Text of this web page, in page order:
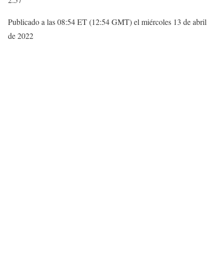
Publicado a las 08:54 ET (12:54 GMT) el miércoles 13 de abril
de 2022